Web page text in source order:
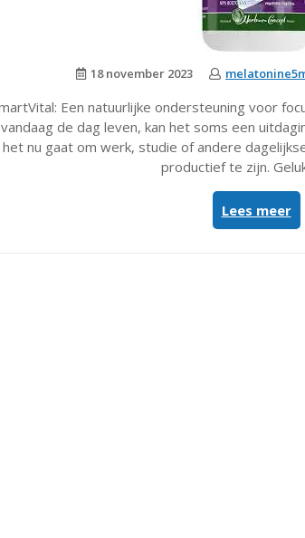
18 november 2023
Een natuurlijke ondersteuning voor
de dag leven, kan het soms een
het nu gaat om werk, studie of andere
productief te zijn.
Lees meer